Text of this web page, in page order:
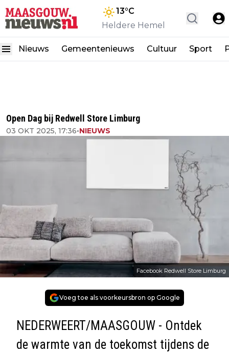
13°C
Heldere Hemel
Nieuws Gemeentenieuws Cultuur Sport
Open Dag bij Redwell Store Limburg
03 OKT 2025, 17:36•NIEUWS
Facebook Redwell Store Limburg
Voeg toe als voorkeursbron op Google
NEDERWEERT/MAASGOUW - Ontdek
de warmte van de toekomst tijdens de